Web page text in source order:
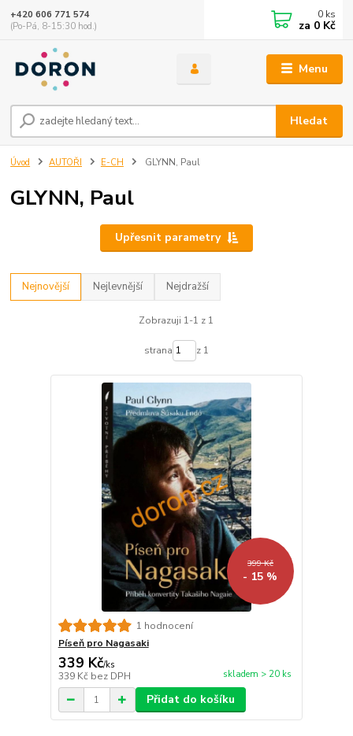
Menu
Hledat
+420 606 771 574
(Po-Pá, 8-15:30 hod.)
0 ks
za 0 Kč
Úvod AUTOŘI E-CH GLYNN, Paul
GLYNN, Paul
Upřesnit parametry
Nejnovější Nejlevnější Nejdražší
Zobrazuji 1-1 z 1
strana z 1
399 Kč
- 15 %
1 hodnocení
Píseň pro Nagasaki
339 Kč/ks
339 Kč bez DPH skladem > 20 ks
Přidat do košíku